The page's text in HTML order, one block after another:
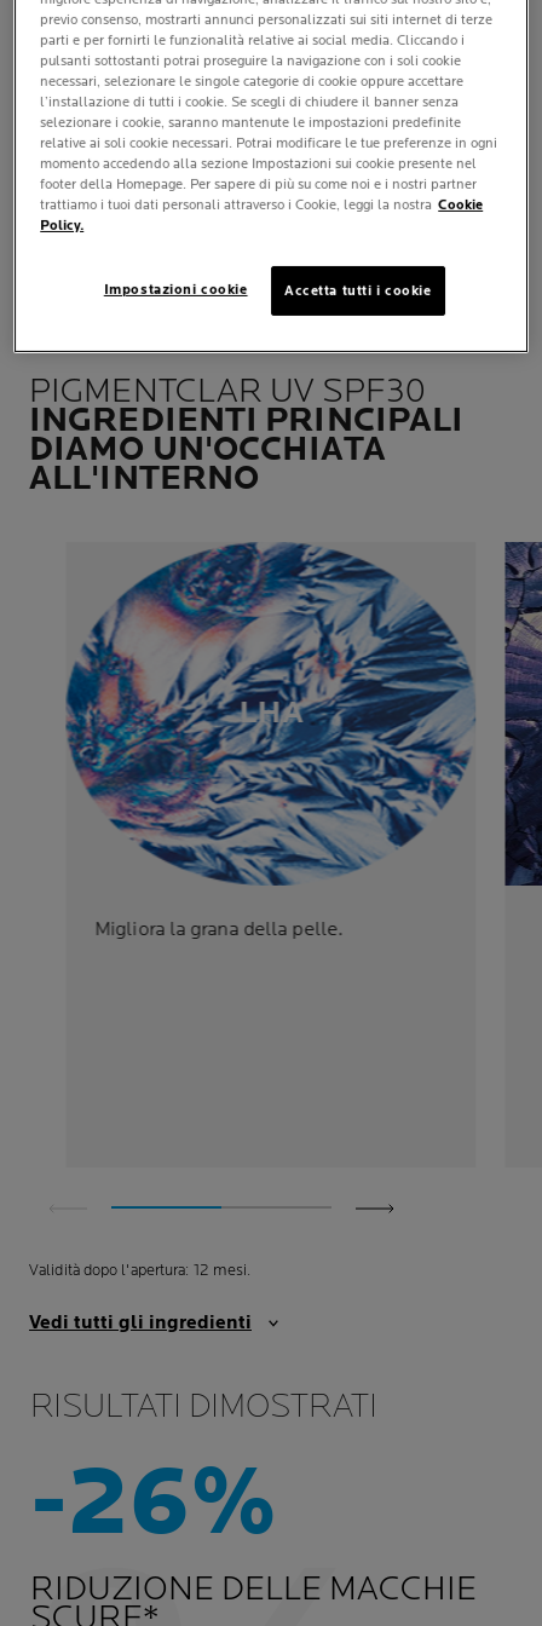
QUANDO
Mattino e/o sera.
DOVE
Su viso, collo e décolléte.
Può essere applicata anche sul
dorso delle mani.
PIGMENTCLAR UV SPF30
INGREDIENTI PRINCIPALI
DIAMO UN'OCCHIATA
ALL'INTERNO
LHA
Migliora la grana della pelle.
Validità dopo l'apertura: 12 mesi.
Vedi tutti gli ingredienti
RISULTATI DIMOSTRATI
-26%
RIDUZIONE DELLE MACCHIE
previo consenso, mostrarti annunci personalizzati sui siti internet di terze
parti e per fornirti le funzionalità relative ai social media. Cliccando i
pulsanti sottostanti potrai proseguire la navigazione con i soli cookie
necessari, selezionare le singole categorie di cookie oppure accettare
l’installazione di tutti i cookie. Se scegli di chiudere il banner senza
selezionare i cookie, saranno mantenute le impostazioni predefinite
relative ai soli cookie necessari. Potrai modificare le tue preferenze in ogni
momento accedendo alla sezione Impostazioni sui cookie presente nel
footer della Homepage. Per sapere di più su come noi e i nostri partner
trattiamo i tuoi dati personali attraverso i Cookie, leggi la nostra Cookie
Policy.
Impostazioni cookie Accetta tutti i cookie